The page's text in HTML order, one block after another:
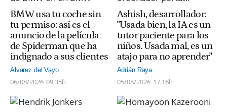
BMW usa tu coche sin
tu permiso: así es el
anuncio de la película
de Spiderman que ha
indignado a sus clientes
Alvarez del Vayo
06/08/2026 09:35h
Ashish, desarrollador:
"Usada bien, la IA es un
tutor paciente para los
niños. Usada mal, es un
atajo para no aprender"
Adrián Raya
05/08/2026 17:16h